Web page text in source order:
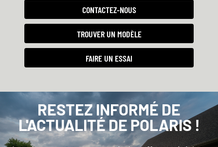
CONTACTEZ-NOUS
TROUVER UN MODÈLE
FAIRE UN ESSAI
RESTEZ INFORMÉ DE
L'ACTUALITÉ DE POLARIS !